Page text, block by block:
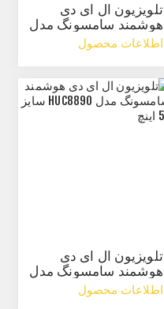
تلویزیون ال ای دی
هوشمند سامسونگ مدل
KS8985 سایز 55 اینچ
اطلاعات محصول
تلویزیون ال ای دی
هوشمند سامسونگ مدل
HUC8890 سایز 55 اینچ
اطلاعات محصول